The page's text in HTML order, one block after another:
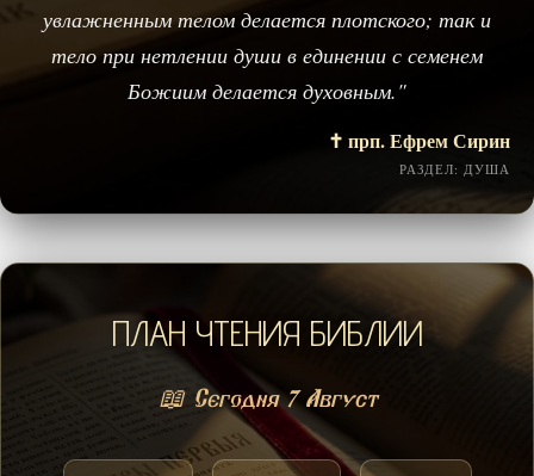
увлажненным телом делается плотского; так и
тело при нетлении души в единении с семенем
Божиим делается духовным."
✝️ прп. Ефрем Сирин
РАЗДЕЛ: ДУША
ПЛАН ЧТЕНИЯ БИБЛИИ
📖 Сегодня 7 Август